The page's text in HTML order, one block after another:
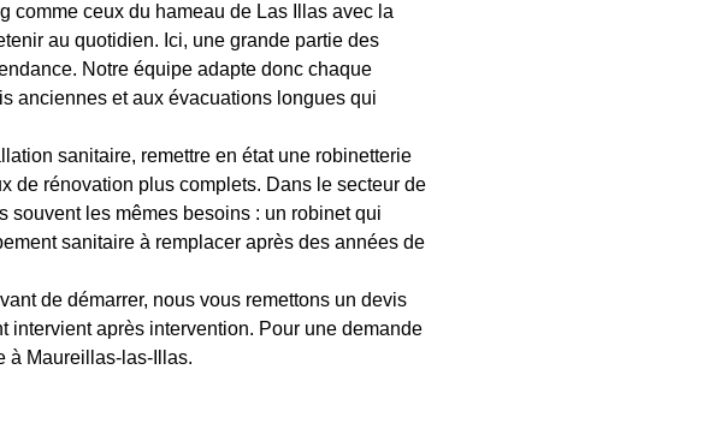
comme ceux du hameau de Las Illas avec la
au quotidien. Ici, une grande partie des
Notre équipe adapte donc chaque
anciennes et aux évacuations longues qui
sanitaire, remettre en état une robinetterie
de rénovation plus complets. Dans le secteur de
souvent les mêmes besoins : un robinet qui
sanitaire à remplacer après des années de
de démarrer, nous vous remettons un devis
intervient après intervention. Pour une demande
à Maureillas-las-Illas.